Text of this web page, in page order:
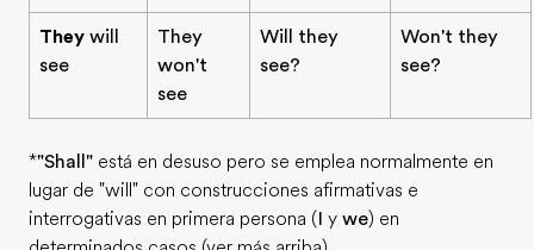
They will
see
They
won't
see
Will they
see?
Won't they
see?
*"Shall" está en desuso pero se emplea normalmente en
lugar de "will" con construcciones afirmativas e
interrogativas en primera persona (I y we) en